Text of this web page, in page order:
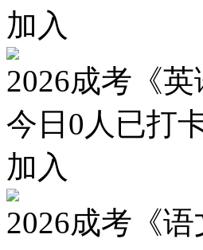
加入
2026成考《
今日 0 人已打
加入
2026成考《